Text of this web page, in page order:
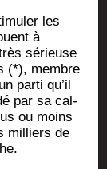
les
à
sérieuse
(*), membre
par­ti qu’il
par sa cal­
ou moins
mil­liers de